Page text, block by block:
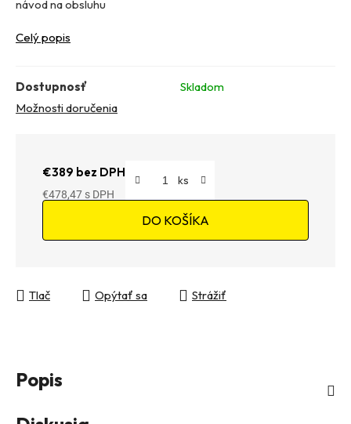
návod na obsluhu
Celý popis
Dostupnosť
Skladom
Možnosti doručenia
€389 bez DPH
€478,47
DO KOŠÍKA
Tlač Opýtať sa Strážiť
Popis